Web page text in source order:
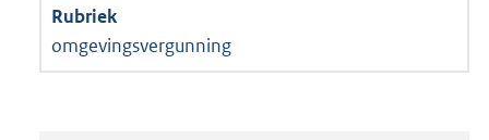
omgevingsvergunning